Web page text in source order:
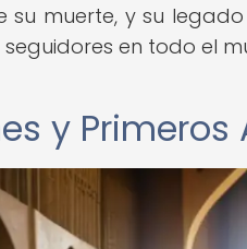
su muerte, y su
seguidores en todo el
y Primeros